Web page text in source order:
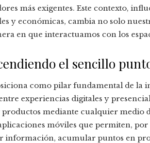
más exigentes. Este contexto,
y económicas, cambia no solo
en que interactuamos con los
el sencillo
como pilar fundamental de la
experiencias digitales y
mediante cualquier medio
móviles que permiten, por
información, acumular puntos en